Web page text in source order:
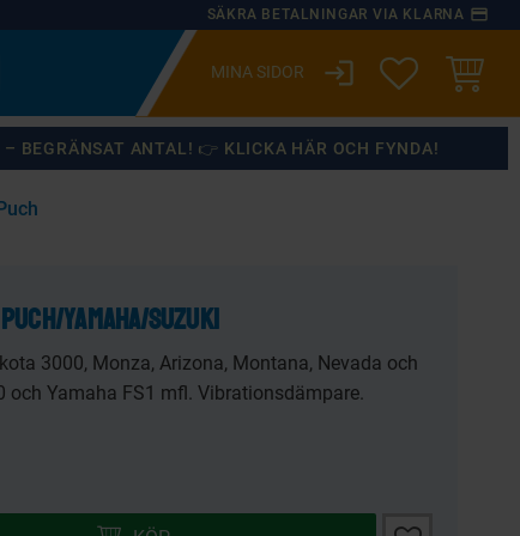
SÄKRA BETALNINGAR VIA KLARNA payment
login ÖNSKELISTA
BEGRÄNSAT ANTAL! 👉 KLICKA HÄR OCH FYNDA!
Yamaha/Suzuki
3000, Monza, Arizona, Montana, Nevada och
och Yamaha FS1 mfl. Vibrationsdämpare.
Lägg till i